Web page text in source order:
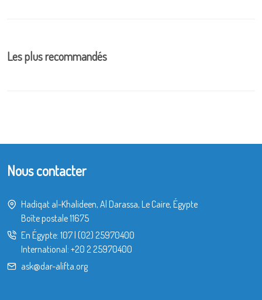
Les plus recommandés
Nous contacter
Hadiqat al-Khalideen, Al Darassa, Le Caire, Égypte
Boîte postale 11675
En Égypte: 107| (02) 25970400
International: +20 2 25970400
ask@dar-alifta.org